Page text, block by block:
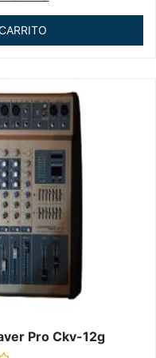
Pro Ckv-12g